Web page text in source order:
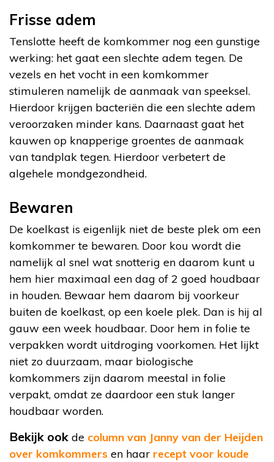
Frisse adem
Tenslotte heeft de komkommer nog een gunstige
werking: het gaat een slechte adem tegen. De
vezels en het vocht in een komkommer
stimuleren namelijk de aanmaak van speeksel.
Hierdoor krijgen bacteriën die een slechte adem
veroorzaken minder kans. Daarnaast gaat het
kauwen op knapperige groentes de aanmaak
van tandplak tegen. Hierdoor verbetert de
algehele mondgezondheid.
Bewaren
De koelkast is eigenlijk niet de beste plek om een
komkommer te bewaren. Door kou wordt die
namelijk al snel wat snotterig en daarom kunt u
hem hier maximaal een dag of 2 goed houdbaar
in houden. Bewaar hem daarom bij voorkeur
buiten de koelkast, op een koele plek. Dan is hij al
gauw een week houdbaar. Door hem in folie te
verpakken wordt uitdroging voorkomen. Het lijkt
niet zo duurzaam, maar biologische
komkommers zijn daarom meestal in folie
verpakt, omdat ze daardoor een stuk langer
houdbaar worden.
Bekijk ook de column van Janny van der Heijden
over komkommers en haar recept voor koude